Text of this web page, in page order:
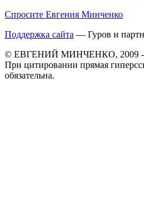
Спросите Евгения Минченко
Поддержка сайта — Гуров и
© ЕВГЕНИЙ МИНЧЕНКО, 2009 -
При цитировании прямая
обязательна.